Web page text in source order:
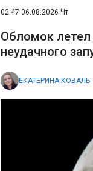
02:47 06.08.2026 Чт
Обломок летел
неудачного
ЕКАТЕРИНА КОВАЛЬ